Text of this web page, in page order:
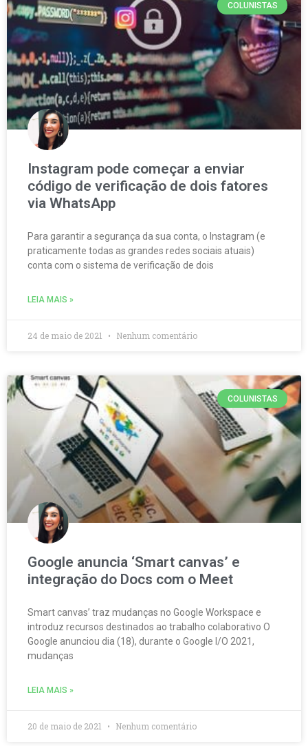
COLUNISTAS
Instagram pode começar a enviar
código de verificação de dois fatores
via WhatsApp
Para garantir a segurança da sua conta, o Instagram (e
praticamente todas as grandes redes sociais atuais)
conta com o sistema de verificação de dois
LEIA MAIS »
24 de maio de 2021 Nenhum comentário
COLUNISTAS
Google anuncia ‘Smart canvas’ e
integração do Docs com o Meet
Smart canvas’ traz mudanças no Google Workspace e
introduz recursos destinados ao trabalho colaborativo O
Google anunciou dia (18), durante o Google I/O 2021,
mudanças
LEIA MAIS »
20 de maio de 2021 Nenhum comentário